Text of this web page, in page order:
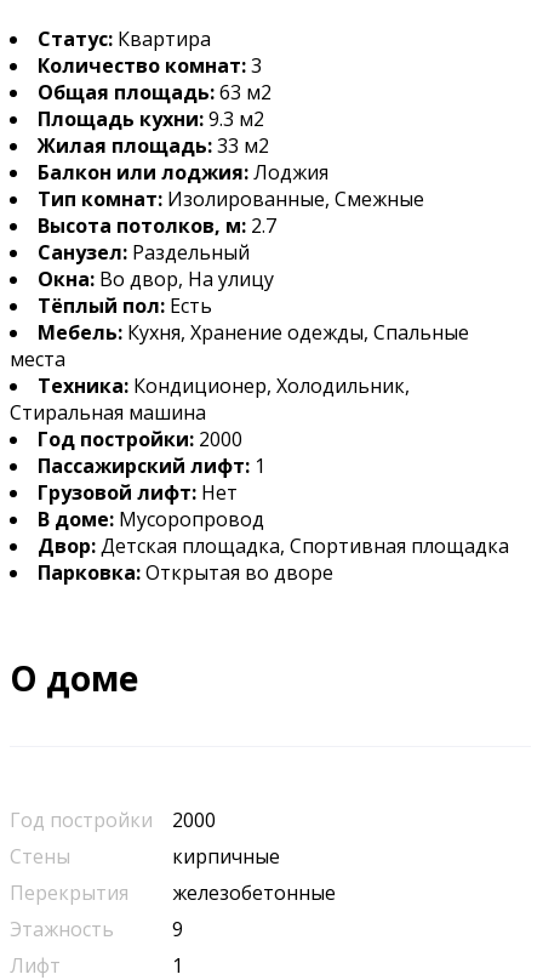
Статус: Квартира
Количество комнат:3
Общая площадь:63 м2
Площадь кухни:9.3 м2
Жилая площадь:33 м2
Балкон или лоджия:Лоджия
Тип комнат: Изолированные, Смежные
Высота потолков, м: 2.7
Санузел: Раздельный
Окна: Во двор, На улицу
Тёплый пол: Есть
Мебель: Кухня, Хранение одежды, Спальные
места
Техника: Кондиционер, Холодильник,
Стиральная машина
Год постройки: 2000
Пассажирский лифт: 1
Грузовой лифт: Нет
В доме: Мусоропровод
Двор:Детская площадка, Спортивная площадка
Парковка:Открытая во дворе
О доме
Год постройки
2000
Стены
кирпичные
Перекрытия
железобетонные
Этажность
9
Лифт
1